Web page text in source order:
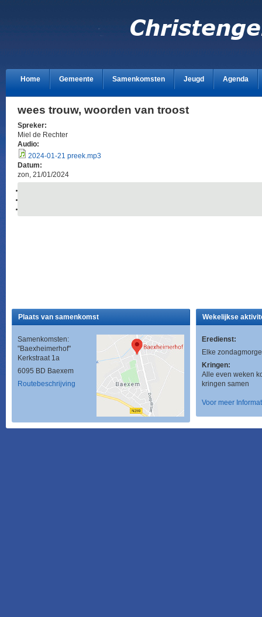
Home Gemeente Samenkomsten Jeugd Agenda
wees trouw, woorden van troost
Spreker:
Miel de Rechter
Audio:
2024-01-21 preek.mp3
Datum:
zon, 21/01/2024
Plaats van samenkomst
Samenkomsten:
"Baexheimerhof"
Kerkstraat 1a
6095 BD Baexem
Routebeschrijving
Wekelijkse
Eredienst:
Elke
Kringen:
Alle even weken
kringen samen
Voor meer